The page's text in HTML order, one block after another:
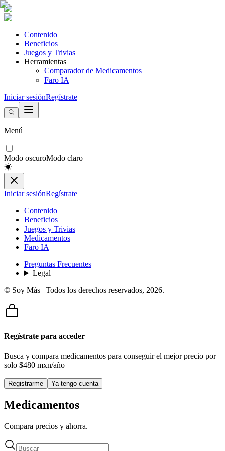
Contenido
Beneficios
Juegos y Trivias
Herramientas
Comparador de Medicamentos
Faro IA
Iniciar sesiónRegístrate
Menú
Modo oscuroModo claro
Iniciar sesiónRegístrate
Contenido
Beneficios
Juegos y Trivias
Medicamentos
Faro IA
Preguntas Frecuentes
Legal
© Soy Más | Todos los derechos reservados, 2026.
Regístrate para acceder
Busca y compara medicamentos para conseguir el mejor precio por
solo $480 mxn/año
Registrarme Ya tengo cuenta
Medicamentos
Compara precios y ahorra.